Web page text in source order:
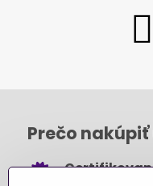
Prečo nakúpiť